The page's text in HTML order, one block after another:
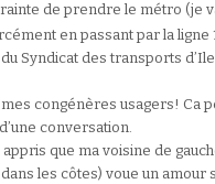
de prendre le métro (je
en passant par la ligne
Syndicat des transports
congénères usagers! Ca
conversation.
appris que ma voisine de
les côtes) voue un